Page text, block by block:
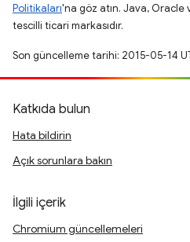
Politikaları'na göz atın. Java, Oracle
tescilli ticari markasıdır.
Son güncelleme tarihi: 2015-05-14
Katkıda bulun
Hata bildirin
Açık sorunlara bakın
İlgili içerik
Chromium güncellemeleri